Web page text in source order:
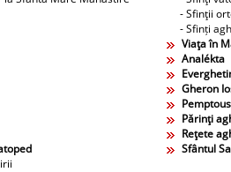
- Sfinţii
- Sfinți
Viaţa în
Analékta
Gheron
Părinţi
Reţete
Sfântul